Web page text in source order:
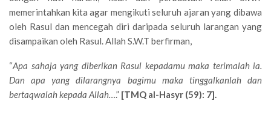
memerintahkan kita agar mengikuti seluruh ajaran yang dibawa
oleh Rasul dan mencegah diri daripada seluruh larangan yang
disampaikan oleh Rasul. Allah S.W.T berfirman,
“Apa sahaja yang diberikan Rasul kepadamu maka terimalah ia.
Dan apa yang dilarangnya bagimu maka tinggalkanlah dan
bertaqwalah kepada Allah….” [TMQ al-Hasyr (59): 7].